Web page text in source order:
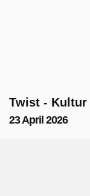
Twist - Kultur
23 April 2026